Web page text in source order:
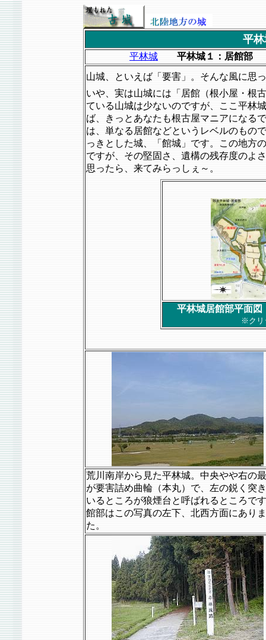
平
平林城
平林城１：居館部
山城、といえば「要害」。そんな風に思
いや、実は山城には「居館（根小屋・根
ている山城は少ないのですが、ここ平林
ば、きっとあなたも根古屋マニアになる
は、単なる居館などというレベルのもの
っきとした城、「館城」です。この地方
ですが、その堅固さ、遺構の残存度のよ
思ったら、来てみらっしぇ～。
平林城居館部平面図
※クリ
荒川南岸から見た平林城。中央やや右の
が要害詰め曲輪（本丸）で、左の鋭く突
いるところが狼煙台と呼ばれるところで
館部はこの写真の左下、北西方面にあり
た。